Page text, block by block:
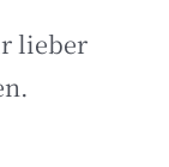
lieber